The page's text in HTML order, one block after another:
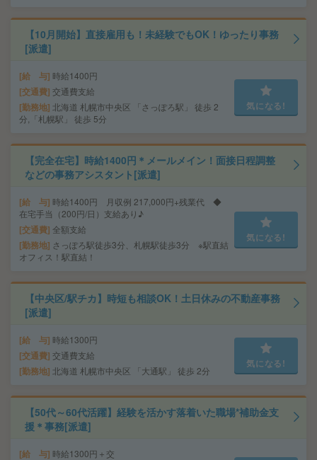
【10月開始】直接雇用も！未経験でもOK！ゆったり事務
[派遣]
給 与 時給1400円
交通費 交通費支給
勤務地 北海道 札幌市中央区 「さっぽろ駅」 徒歩 2
分,「札幌駅」 徒歩 5分
気になる!
【完全在宅】時給1400円＊メールメイン！面接日程調整
などの事務アシスタント[派遣]
給 与 時給1400円 月収例 217,000円+残業代 ◆
在宅手当（200円/日）支給あり♪
交通費 全額支給
勤務地 さっぽろ駅徒歩3分、札幌駅徒歩3分 ※駅直結
オフィス！駅直結！
気になる!
【中央区/駅チカ】時短も相談OK！土日休みの不動産事務
[派遣]
給 与 時給1300円
交通費 交通費支給
勤務地 北海道 札幌市中央区 「大通駅」 徒歩 2分
気になる!
【50代～60代活躍】経験を活かす落着いた職場*補助金支
援＊事務[派遣]
給 与 時給1300円＋交